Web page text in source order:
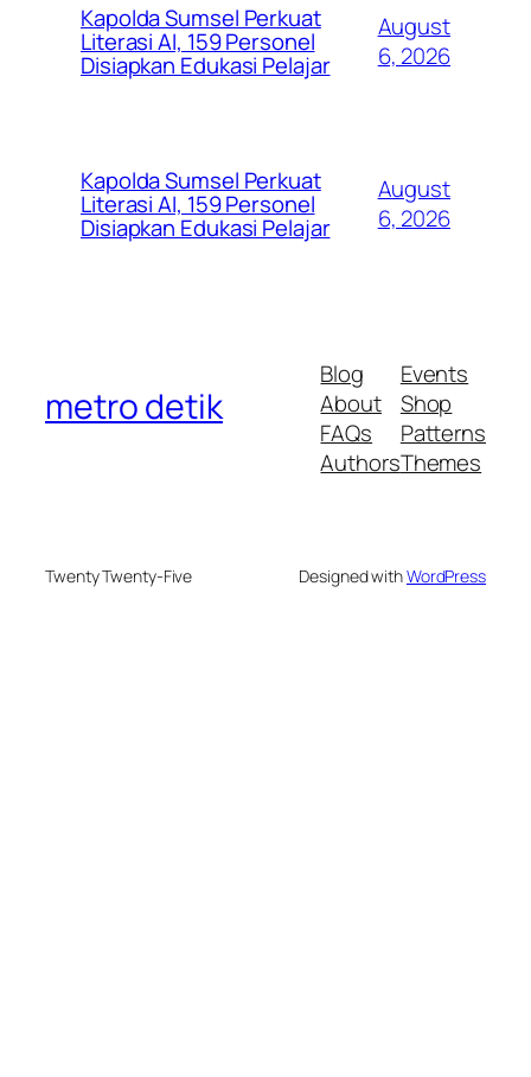
Kapolda Sumsel Perkuat
Literasi AI, 159 Personel
Disiapkan Edukasi Pelajar
August
6, 2026
Kapolda Sumsel Perkuat
Literasi AI, 159 Personel
Disiapkan Edukasi Pelajar
August
6, 2026
metro detik
Blog
About
FAQs
Authors
Events
Shop
Patterns
Themes
Twenty Twenty-Five Designed withWordPress